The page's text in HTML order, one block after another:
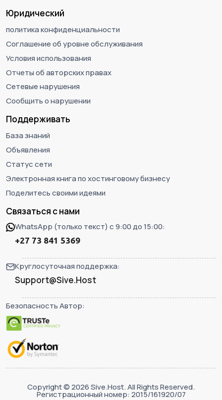
Юридический
политика конфиденциальности
Соглашение об уровне обслуживания
Условия использования
Отчеты об авторских правах
Сетевые нарушения
Сообщить о нарушении
Поддерживать
База знаний
Объявления
Статус сети
Электронная книга по хостинговому бизнесу
Поделитесь своими идеями
Связаться с нами
WhatsApp (только текст) с 9:00 до 15:00:
+27 73 841 5369
Круглосуточная поддержка:
Support@Sive.Host
Безопасность Автор:
Copyright © 2026 Sive.Host. All Rights Reserved.
Регистрационный номер: 2015/161920/07